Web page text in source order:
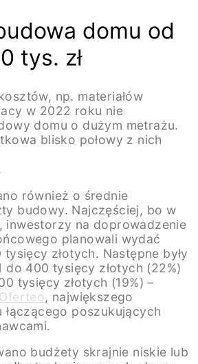
domu od
tys. zł
np. materiałów
w 2022 roku nie
domu o dużym metrażu.
blisko połowy z nich
również o średnie
budowy. Najczęściej, bo w
inwestorzy na doprowadzenie
planowali wydać
złotych. Następne były
do 400 tysięcy złotych (22%)
tysięcy złotych (19%) –
Oferteo, największego
poszukujących
budżety skrajnie niskie lub